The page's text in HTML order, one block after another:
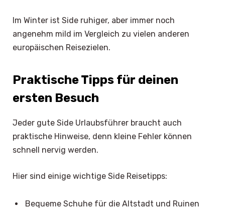
Im Winter ist Side ruhiger, aber immer noch
angenehm mild im Vergleich zu vielen anderen
europäischen Reisezielen.
Praktische Tipps für deinen
ersten Besuch
Jeder gute Side Urlaubsführer braucht auch
praktische Hinweise, denn kleine Fehler können
schnell nervig werden.
Hier sind einige wichtige Side Reisetipps:
Bequeme Schuhe für die Altstadt und Ruinen